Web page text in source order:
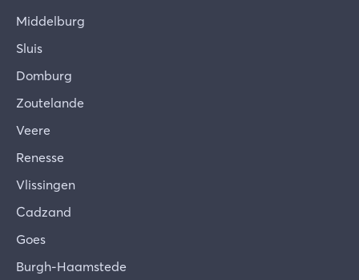
Middelburg
Sluis
Domburg
Zoutelande
Veere
Renesse
Vlissingen
Cadzand
Goes
Burgh-Haamstede